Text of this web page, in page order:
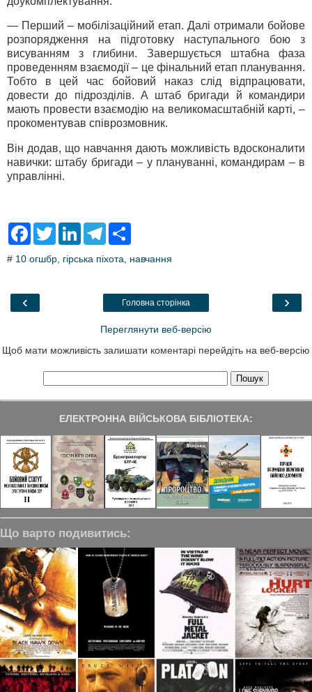
— Перший – мобілізаційний етап. Далі отримали бойове
розпорядження на підготовку наступального бою з
висуванням з глибини. Завершується штабна фаза
проведенням взаємодії – це фінальний етап планування.
Тобто в цей час бойовий наказ слід відпрацювати,
довести до підрозділів. А штаб бригади й командири
мають провести взаємодію на великомасштабній карті, –
прокоментував співрозмовник.
Він додав, що навчання дають можливість вдосконалити
навички: штабу бригади – у плануванні, командирам – в
управлінні.
F
e
o
T
t
L
k
T
e
a
r
# 10 огшбр гірська піхота навчання
‹ ›
Головна сторінка
Переглянути веб-версію
Щоб мати можливість залишати коментарі перейдіть на веб-версію
ЕЛЕКТРОННА ВІЙСЬКОВА БІБЛІОТЕКА:
Що варто подивитись: